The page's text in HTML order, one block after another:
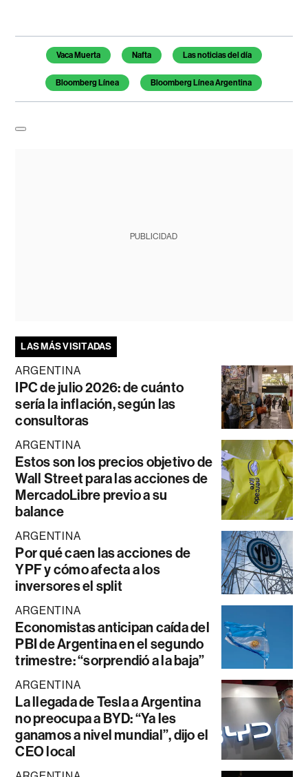
Temas de este artículo
Vaca Muerta Nafta Las noticias del día
Bloomberg Línea Bloomberg Línea Argentina
PUBLICIDAD
LAS MÁS VISITADAS
ARGENTINA
IPC de julio 2026: de cuánto
sería la inflación, según las
consultoras
ARGENTINA
Estos son los precios objetivo de
Wall Street para las acciones de
MercadoLibre previo a su
balance
ARGENTINA
Por qué caen las acciones de
YPF y cómo afecta a los
inversores el split
ARGENTINA
Economistas anticipan caída del
PBI de Argentina en el segundo
trimestre: “sorprendió a la baja”
ARGENTINA
La llegada de Tesla a Argentina
no preocupa a BYD: “Ya les
ganamos a nivel mundial”, dijo el
CEO local